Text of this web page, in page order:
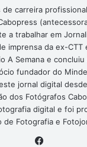
carreira
a trabalhar em
imprensa da ex-CTT
A Semana e
fundador do
jornal digital
dos Fotógrafos
digital e foi
de Fotografia e